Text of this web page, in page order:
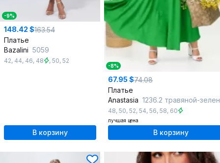
-9%
148.42 $163.54
Платье
Bazalini 5059
42, 44, 46, 48 , 50, 52
В корзину
-8%
67.95 $74.08
Платье
Anastasia 1236.2 травяной-
48, 50, 52, 54, 56, 58, 60
лучшая цена
В корзину